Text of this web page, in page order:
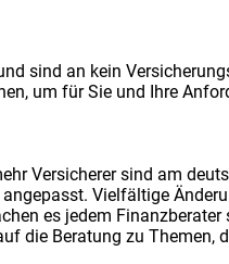
sind an kein
um für Sie und Ihre
Versicherer sind am
Vielfältige
es jedem
die Beratung zu